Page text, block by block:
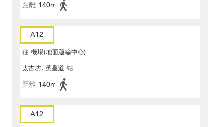
距離 140m
A12
往 機場(地面運輸中心)
太古坊, 英皇道 站
距離 140m
A12